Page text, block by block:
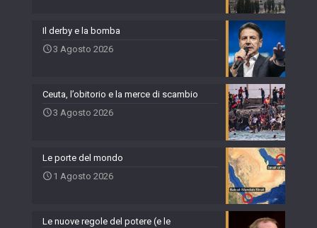
Il derby e la bomba
3 Agosto 2026
Ceuta, l’obitorio e la merce di scambio
3 Agosto 2026
Le porte del mondo
1 Agosto 2026
Le nuove regole del potere (e le